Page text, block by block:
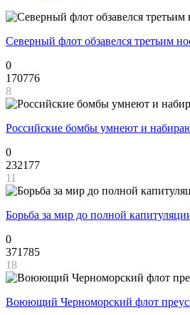
Северный флот обзавелся третьим
0
170776
8
Российские бомбы умнеют и
0
232177
11
Борьба за мир до полной
0
371785
18
Воюющий Черноморский флот